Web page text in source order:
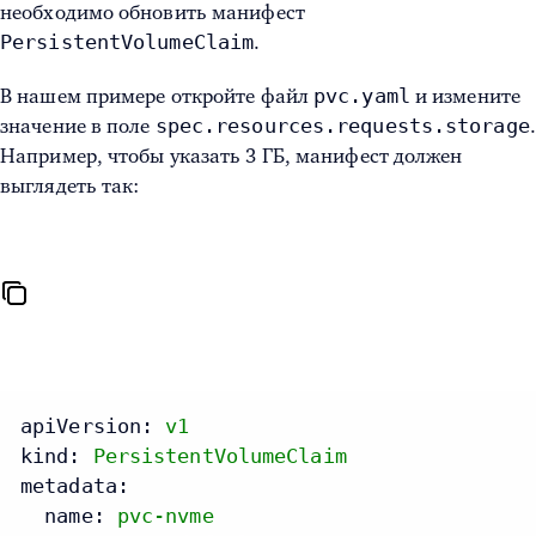
необходимо обновить манифест
PersistentVolumeClaim.
В нашем примере откройте файл pvc.yaml и измените
значение в поле spec.resources.requests.storage.
Например, чтобы указать 3 ГБ, манифест должен
выглядеть так:
apiVersion:
v1
kind:
PersistentVolumeClaim
metadata:
name:
pvc-nvme